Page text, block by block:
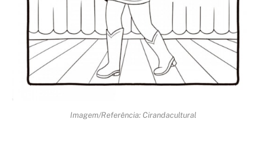
Imagem/Referência: Cirandacultural